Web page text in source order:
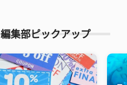
編集部ピックアップ